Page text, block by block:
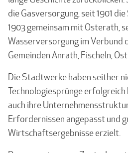
die Gasversorgung, seit 1901
1903 gemein­sam mit Osterath,
Wasserversorgung im Verbund
Gemeinden Anrath, Fischeln,
Die Stadtwerke haben seither
Technologiesprünge
auch ihre
Erfordernissen angepasst und
Wirtschaftsergebnisse erzielt.